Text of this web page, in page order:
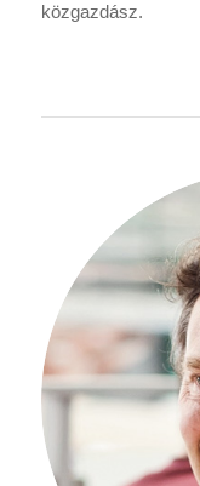
közgazdász.